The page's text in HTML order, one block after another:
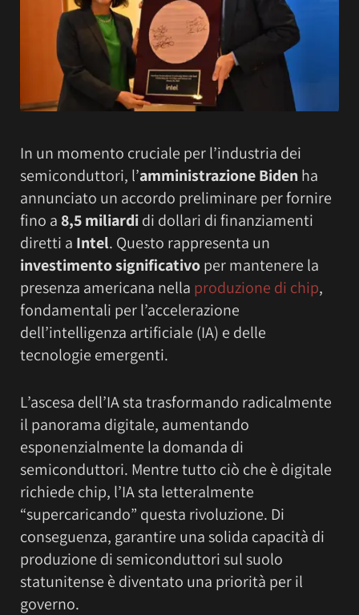
In un momento cruciale per l’industria dei
semiconduttori, l’amministrazione Bidenha
annunciato un accordo preliminare per fornire
fino a 8,5 miliardidi dollari di finanziamenti
diretti a Intel. Questo rappresenta un
investimento significativoper mantenere la
presenza americana nella produzione di chip,
fondamentali per l’accelerazione
dell’intelligenza artificiale (IA) e delle
tecnologie emergenti.
L’ascesa dell’IA sta trasformando radicalmente
il panorama digitale, aumentando
esponenzialmente la domanda di
semiconduttori. Mentre tutto ciò che è digitale
richiede chip, l’IA sta letteralmente
“supercaricando” questa rivoluzione. Di
conseguenza, garantire una solida capacità di
produzione di semiconduttori sul suolo
statunitense è diventato una priorità per il
governo.